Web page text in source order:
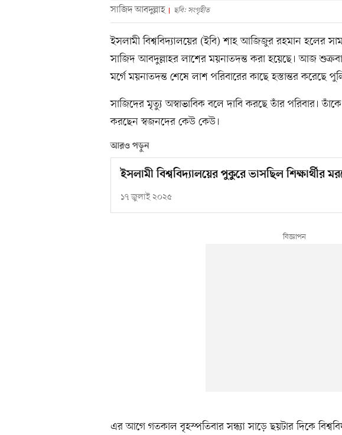
সাজিদ আবদুল্লাহ ছবি: সংগৃহীত
ইসলামী বিশ্ববিদ্যালয়ের (ইবি) শাহ আজিজুর রহমান হলের
সাজিদ আবদুল্লাহর লাশের ময়নাতদন্ত করা হয়েছে। আজ
মর্গে ময়নাতদন্ত শেষে লাশ পরিবারের কাছে হস্তান্তর করেছে
সাজিদের মৃত্যু অস্বাভাবিক বলে দাবি করছে তাঁর পরিবার।
করছেন স্বজনদের কেউ কেউ।
আরও পড়ুন
ইসলামী বিশ্ববিদ্যালয়ের পুকুরে ভাসছিল শিক্ষার্থীর
১৭ জুলাই ২০২৫
এর আগে গতকাল বৃহস্পতিবার সন্ধ্যা সাড়ে ছয়টার দিকে